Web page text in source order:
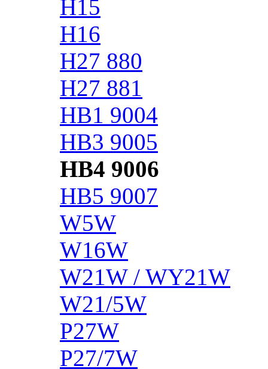
H15
H16
H27 880
H27 881
HB1 9004
HB3 9005
HB4 9006
HB5 9007
W5W
W16W
W21W / WY21W
W21/5W
P27W
P27/7W